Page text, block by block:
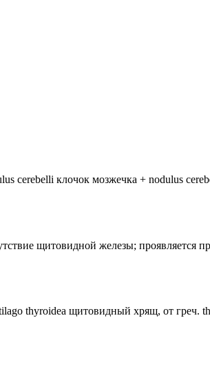
cerebelli клочок мозжечка + nodulus
щитовидной железы;
thyroidea щитовидный хрящ, от греч.